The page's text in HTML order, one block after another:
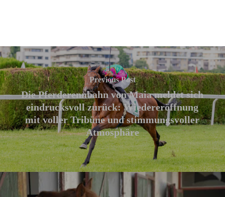
Previous Post
Die Pferderennbahn von Maia meldet sich
eindrucksvoll zurück: Wiedereröffnung
mit voller Tribüne und stimmungsvoller
Atmosphäre